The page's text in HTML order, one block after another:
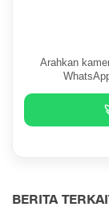
Arahkan
BERITA